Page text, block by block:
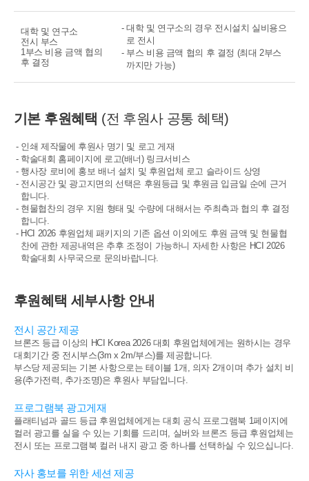
대학 및 연구소
전시 부스
1부스 비용 금액 협의
후 결정
- 대학 및 연구소의 경우 전시설치 실비용으
로 전시
- 부스 비용 금액 협의 후 결정 (최대 2부스
까지만 가능)
기본 후원혜택 (전 후원사 공통 혜택)
- 인쇄 제작물에 후원사 명기 및 로고 게재
- 학술대회 홈페이지에 로고(배너) 링크서비스
- 행사장 로비에 홍보 배너 설치 및 후원업체 로고 슬라이드 상영
- 전시공간 및 광고지면의 선택은 후원등급 및 후원금 입금일 순에 근거
합니다.
- 현물협찬의 경우 지원 형태 및 수량에 대해서는 주최측과 협의 후 결정
합니다.
- HCI 2026 후원업체 패키지의 기존 옵션 이외에도 후원 금액 및 현물협
찬에 관한 제공내역은 추후 조정이 가능하니 자세한 사항은 HCI 2026
학술대회 사무국으로 문의바랍니다.
후원혜택 세부사항 안내
전시 공간 제공
브론즈 등급 이상의 HCI Korea 2026 대회 후원업체에게는 원하시는 경우
대회기간 중 전시부스(3m x 2m/부스)를 제공합니다.
부스당 제공되는 기본 사항으로는 테이블 1개, 의자 2개이며 추가 설치 비
용(추가전력, 추가조명)은 후원사 부담입니다.
프로그램북 광고게재
플래티넘과 골드 등급 후원업체에게는 대회 공식 프로그램북 1페이지에
컬러 광고를 실을 수 있는 기회를 드리며, 실버와 브론즈 등급 후원업체는
전시 또는 프로그램북 컬러 내지 광고 중 하나를 선택하실 수 있으십니다.
자사 홍보를 위한 세션 제공